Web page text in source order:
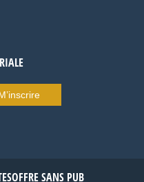
OFFRE SANS PUB